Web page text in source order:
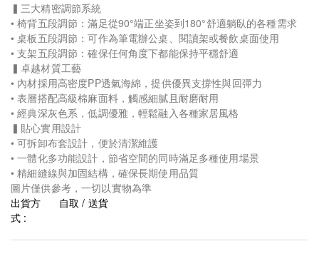
▍三大精密調節系統
• 椅背五段調節：滿足從90°端正坐姿到180°舒適躺臥的各種需求
• 桌板五段調節：可作為筆電辦公桌、閱讀架或餐飲桌面使用
• 支架五段調節：確保任何角度下都能保持平穩舒適
▍卓越材質工藝
• 內材採用高密度PP透氣海綿，提供優異支撐性與回彈力
• 表層搭配高級棉麻面料，觸感細膩且耐磨耐用
• 經典深灰色系，低調優雅，輕鬆融入各種家居風格
▍貼心實用設計
• 可拆卸布套設計，便於清潔維護
• 一體化多功能設計，節省空間的同時滿足多種使用場景
• 精細縫線與加固結構，確保長期使用品質
圖片僅供參考，一切以實物為準
出貨方
式 :
自取 / 送貨